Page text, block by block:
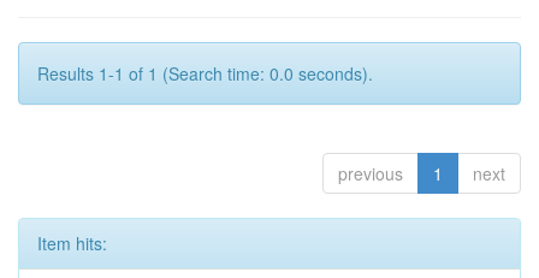
Results 1-1 of 1 (Search time: 0.0 seconds).
previous 1 next
Item hits: